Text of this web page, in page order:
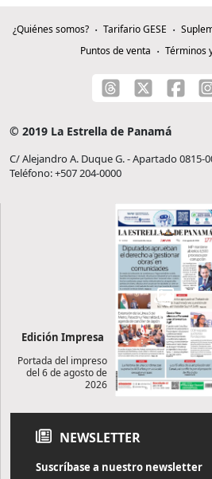
¿Quiénes somos? Tarifario GESE
Puntos de venta
Términos
© 2019 La Estrella de Panamá
C/ Alejandro A. Duque G. - Apartado 0815-
Teléfono: +507 204-0000
Edición Impresa
Portada del impreso
del 6 de agosto de
2026
NEWSLETTER
Suscríbase a nuestro newsletter